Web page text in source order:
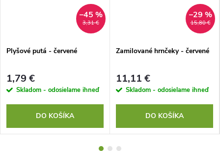
3,31 €
–45 %
Plyšové putá - červené
1,79 €
Skladom - odosielame ihneď
DO KOŠÍKA
15,80 €
–29 %
Zamilované hrnčeky - červené
11,11 €
Skladom - odosielame ihneď
DO KOŠÍKA